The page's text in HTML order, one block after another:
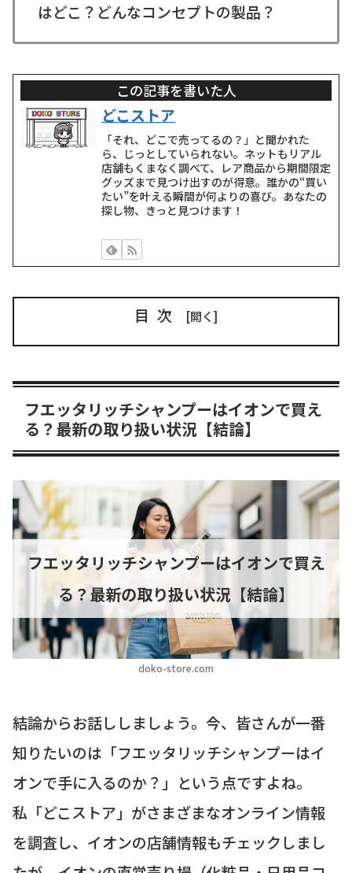
はどこ？どんなコンセプトの製品？
この記事を書いた人
どこストア
「それ、どこで売ってるの？」と聞かれた
ら、じっとしていられない。ネットもリアル
店舗もくまなく調べて、レア商品から期間限定
グッズまで見つけ出すのが得意。誰かの“買い
たい”を叶える瞬間が何よりの喜び。あなたの
探し物、きっと見つけます！
目次
フエッタリッチシャンプーはイオンで買え
る？最新の取り扱い状況【結論】
doko-store.com
フエッタリッチシャンプーはイオンで買え
る？最新の取り扱い状況【結論】
結論からお話ししましょう。今、皆さんが一番
知りたいのは「フエッタリッチシャンプーはイ
オンで手に入るのか？」という点ですよね。
私「どこストア」がさまざまなオンライン情報
を調査し、イオンの店舗情報もチェックしまし